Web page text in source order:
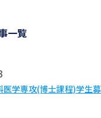
一覧
学専攻(博士課程)学生